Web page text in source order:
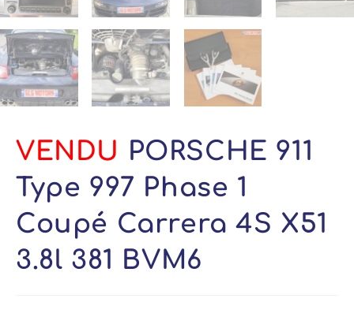
VENDU PORSCHE 911
Type 997 Phase 1
Coupé Carrera 4S X51
3.8l 381 BVM6